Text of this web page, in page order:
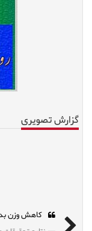
گزارش تصویری
کاهش وزن